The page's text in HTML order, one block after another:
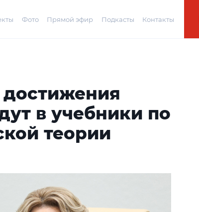
Фото Прямой эфир Подкасты Контакты
в учебники по
теории